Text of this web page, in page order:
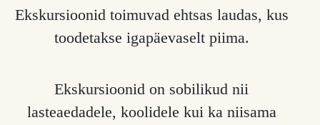
Ekskursioonid toimuvad ehtsas laudas, kus
toodetakse igapäevaselt piima.
Ekskursioonid on sobilikud nii
lasteaedadele, koolidele kui ka niisama